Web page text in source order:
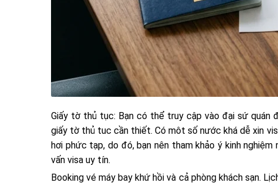
Giấy tờ thủ tục: Bạn có thể truy cập vào đại sứ quán
giấy tờ thủ tuc cần thiết. Có môt số nước khá dễ xin
hơi phức tạp, do đó, bạn nên tham khảo ý kinh
vấn visa uy tín.
Booking vé máy bay khứ hồi và cả phòng khách sạn.